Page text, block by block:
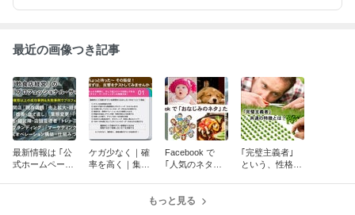
ト,人事制度改革,ファインド,札幌,太田耕平,札幌,北海道 コンサル
最近の画像つき記事
最新情報は ｢公
式ホームページ
ケガ少なく｜確
率を高く｜集客
Facebook で
｢人気のネタた
を、多くの人た
｢完璧主義者｣
という、性格の
もっと見る